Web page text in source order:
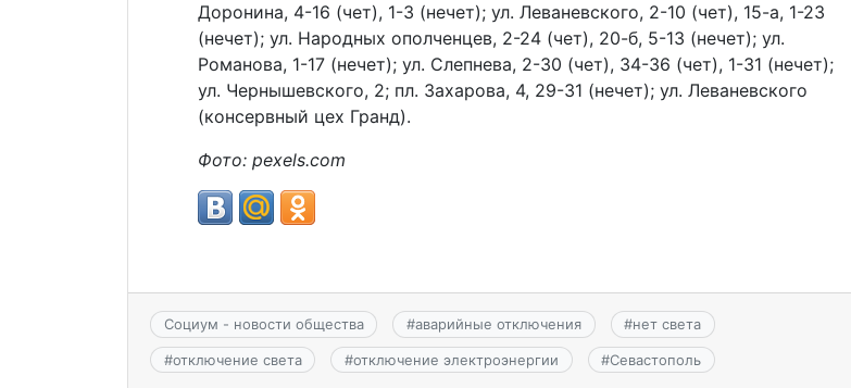
Доронина, 4-16 (чет), 1-3 (нечет); ул. Леваневского, 2-10 (чет), 15-а, 1-23
(нечет); ул. Народных ополченцев, 2-24 (чет), 20-б, 5-13 (нечет); ул.
Романова, 1-17 (нечет); ул. Слепнева, 2-30 (чет), 34-36 (чет), 1-31 (нечет);
ул. Чернышевского, 2; пл. Захарова, 4, 29-31 (нечет); ул. Леваневского
(консервный цех Гранд).
Фото: pexels.com
Социум - новости общества #аварийные отключения #нет света
#отключение света #отключение электроэнергии #Севастополь